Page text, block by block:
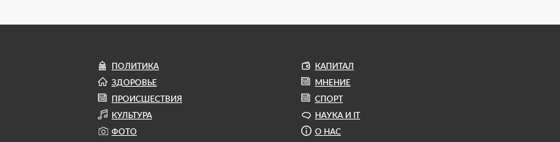
ПОЛИТИКА
КАПИТАЛ
ЗДОРОВЬЕ
МНЕНИЕ
ПРОИСШЕСТВИЯ
СПОРТ
КУЛЬТУРА
НАУКА И IT
ФОТО О НАС